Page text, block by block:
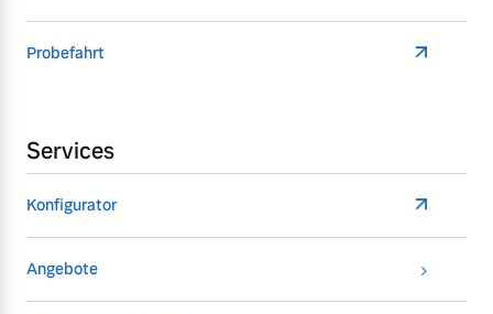
Probefahrt
Services
Konfigurator
Angebote